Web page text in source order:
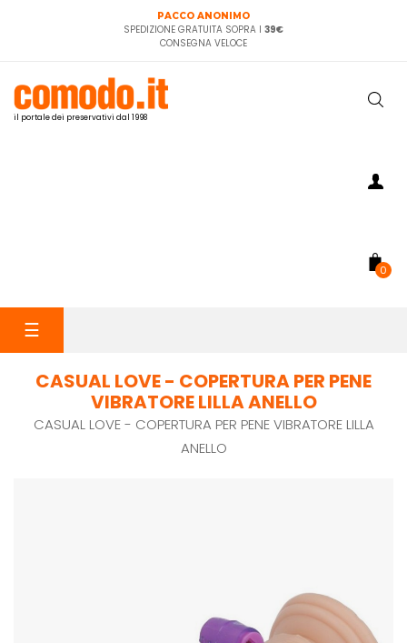
PACCO ANONIMO
SPEDIZIONE GRATUITA SOPRA I 39€
CONSEGNA VELOCE
il portale dei preservativi dal 1998
0
navigazione
☰
CASUAL LOVE - COPERTURA PER PENE
VIBRATORE LILLA ANELLO
CASUAL LOVE - COPERTURA PER PENE VIBRATORE LILLA
ANELLO